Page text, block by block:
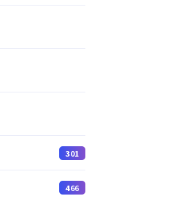
301
466